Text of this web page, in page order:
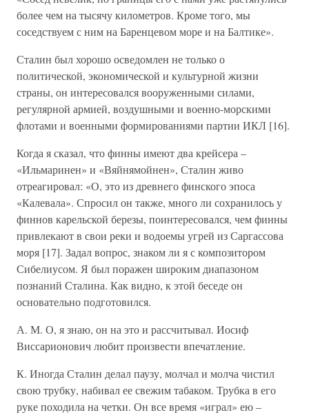
более чем на тысячу километров. Кроме того, мы
соседствуем с ним на Баренцевом море и на Балтике».
Сталин был хорошо осведомлен не только о
политической, экономической и культурной жизни
страны, он интересовался вооруженными силами,
регулярной армией, воздушными и военно-морскими
флотами и военными формированиями партии ИКЛ [16].
Когда я сказал, что финны имеют два крейсера –
«Ильмаринен» и «Вяйнямойнен», Сталин живо
отреагировал: «О, это из древнего финского эпоса
«Калевала». Спросил он также, много ли сохранилось у
финнов карельской березы, поинтересовался, чем финны
привлекают в свои реки и водоемы угрей из Саргассова
моря [17]. Задал вопрос, знаком ли я с композитором
Сибелиусом. Я был поражен широким диапазоном
познаний Сталина. Как видно, к этой беседе он
основательно подготовился.
А. М. О, я знаю, он на это и рассчитывал. Иосиф
Виссарионович любит произвести впечатление.
К. Иногда Сталин делал паузу, молчал и молча чистил
свою трубку, набивал ее свежим табаком. Трубка в его
руке походила на четки. Он все время «играл» ею –